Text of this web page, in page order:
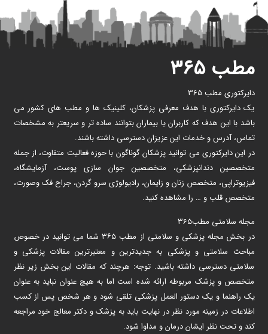
مطب ۳۶۵
دایرکتوری مطب 365
یک دایرکتوری با هدف معرفی پزشکان، کلینیک ها و مطب های کشور می
باشد با این هدف که کاربران یا بیماران بتوانند ساده تر و سریعتر به مشخصات
تماس، آدرس و خدمات این عزیزان دسترسی داشته باشند.
در این دایرکتوری می توانید پزشکان گوناگون با حوزه فعالیت متفاوت، از جمله
متخصصین دندانپزشکی، متخصصین جوان سازی پوست، آزمایشگاه،
فیزیوتراپی، متخصص زنان و زایمان، رادیولوژی سرو گردن، جراح فک وصورت،
متخصص قلب و … را مشاهده کنید.
مجله سلامتی مطب365
در بخش مجله پزشکی و سلامتی از مطب ۳۶۵ شما می توانید در خصوص
مباحث سلامتی و پزشکی به جدیدترین و معتبرترین مقالات پزشکی و
سلامتی دسترسی داشته باشید. توجه: هرچند که مقالات این بخش زیر نظر
متخصص و پزشک مربوطه ارائه شده است اما به هیچ عنوان نباید به عنوان
یک راهنما و یک دستور العمل پزشکی تلقی شود و هر شخص پس از کسب
اطلاعات در زمینه مورد نظر در نهایت باید به پزشک و دکتر معالج خود مراجعه
کند و تحت نظر ایشان درمان و مداوا شود.